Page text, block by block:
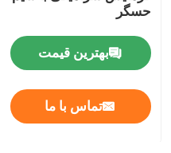
حسگر
بهترین قیمت
تماس با ما